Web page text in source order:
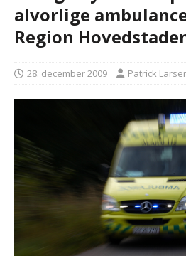
alvorlige
Region
28. december 2009 Patrick